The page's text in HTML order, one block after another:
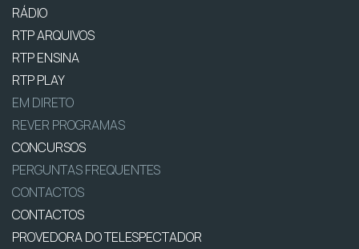
RÁDIO
RTP ARQUIVOS
RTP ENSINA
RTP PLAY
EM DIRETO
REVER PROGRAMAS
CONCURSOS
PERGUNTAS FREQUENTES
CONTACTOS
CONTACTOS
PROVEDORA DO TELESPECTADOR